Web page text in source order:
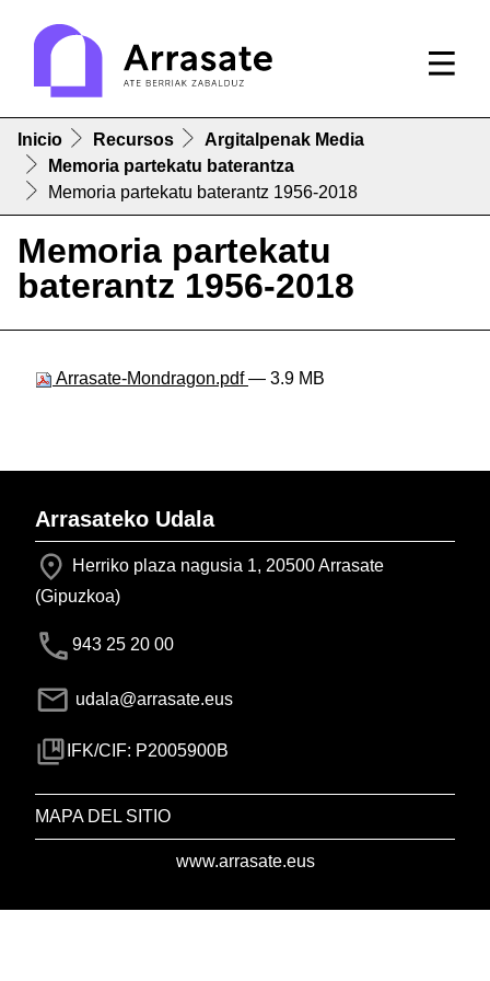
Inicio Recursos
Argitalpenak Media
Memoria partekatu baterantza
Memoria partekatu baterantz 1956-2018
Memoria partekatu
baterantz 1956-2018
Arrasate-Mondragon.pdf— 3.9 MB
Arrasateko Udala
Herriko plaza nagusia 1, 20500 Arrasate
(Gipuzkoa)
943 25 20 00
udala@arrasate.eus
IFK/CIF: P2005900B
MAPA DEL SITIO
www.arrasate.eus